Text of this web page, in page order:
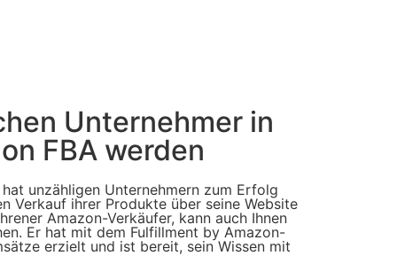
Unternehmer in
FBA werden
unzähligen Unternehmern zum Erfolg
Verkauf ihrer Produkte über seine Website
Amazon-Verkäufer, kann auch Ihnen
Er hat mit dem Fulfillment by Amazon-
erzielt und ist bereit, sein Wissen mit